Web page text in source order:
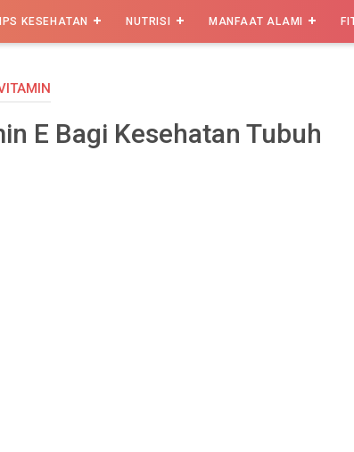
KESEHATAN NUTRISI MANFAAT ALAMI
E Bagi Kesehatan Tubuh